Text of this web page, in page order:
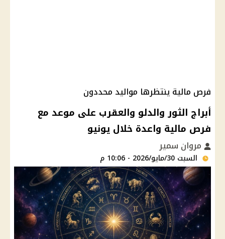
فرص مالية ينتظرها مواليد محددون
أبراج الثور والدلو والعقرب على موعد مع
فرص مالية واعدة خلال يونيو
مروان سمير
السبت 30/مايو/2026 - 10:06 م